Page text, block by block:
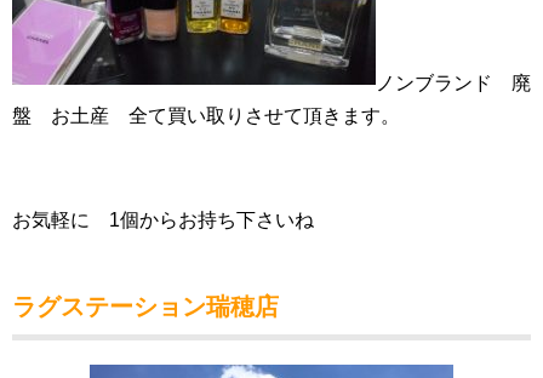
ノンブランド 廃
盤 お土産 全て買い取りさせて頂きます。
お気軽に 1個からお持ち下さいね
ラグステーション瑞穂店